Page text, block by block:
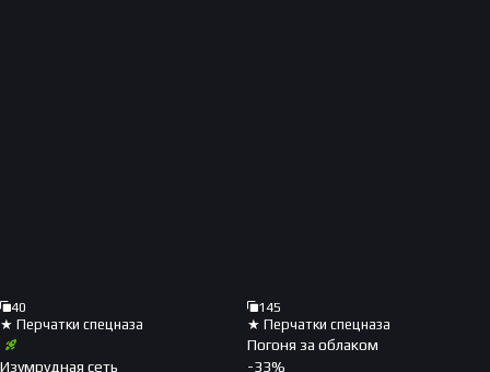
40
★ Перчатки спецназа
Изумрудная сеть
145
★ Перчатки спецназа
Погоня за облаком
-33%